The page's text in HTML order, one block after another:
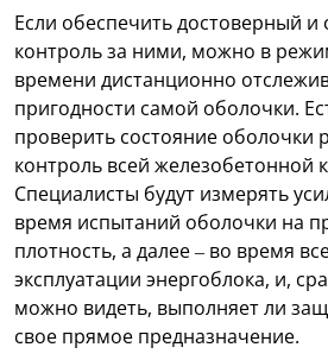
Если обеспечить достоверный
контроль за ними, можно в
времени дистанционно
пригодности самой оболочки.
проверить состояние оболочки
контроль всей железобетонной
Специалисты будут измерять
время испытаний оболочки на
плотность, а далее – во время
эксплуатации энергоблока, и,
можно видеть, выполняет ли
свое прямое предназначение.